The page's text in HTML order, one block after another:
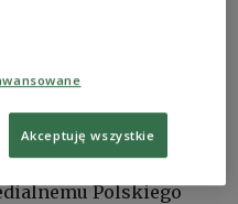
w rozmowie z
nie kryła
tak prestiżowych
i bardzo gratuluję
Polskiego
Akceptuję wszystkie